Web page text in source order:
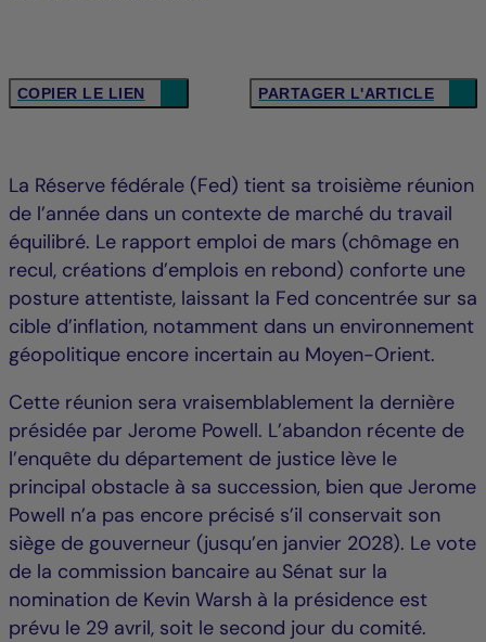
COPIER LE LIEN PARTAGER L'ARTICLE
La Réserve fédérale (Fed) tient sa troisième réunion
de l’année dans un contexte de marché du travail
équilibré. Le rapport emploi de mars (chômage en
recul, créations d’emplois en rebond) conforte une
posture attentiste, laissant la Fed concentrée sur sa
cible d’inflation, notamment dans un environnement
géopolitique encore incertain au Moyen-Orient.
Cette réunion sera vraisemblablement la dernière
présidée par Jerome Powell. L’abandon récente de
l’enquête du département de justice lève le
principal obstacle à sa succession, bien que Jerome
Powell n’a pas encore précisé s’il conservait son
siège de gouverneur (jusqu’en janvier 2028). Le vote
de la commission bancaire au Sénat sur la
nomination de Kevin Warsh à la présidence est
prévu le 29 avril, soit le second jour du comité.